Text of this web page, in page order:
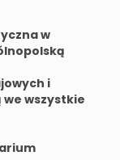
w
i
wszystkie